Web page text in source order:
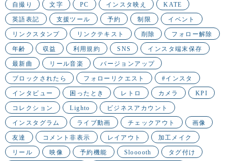
自撮り 文字 PC インスタ映え KATE
英語表記 支援ツール 予約 制限 イベント
リンクスタンプ リンクテキスト 削除 フォロー解除
年齢 収益 利用規約 SNS インスタ端末保存
最新曲 リール音楽 バージョンアップ
ブロックされたら フォローリクエスト #インスタ
インタビュー 困ったとき レトロ カメラ KPI
コレクション Lighto ビジネスアカウント
インスタグラム ライブ動画 チェックアウト 画像
友達 コメント非表示 レイアウト 加工メイク
リール 映像 予約機能 Slooooth タグ付け